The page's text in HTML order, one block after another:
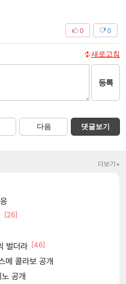
0
0
새로고침
등록
다음 댓글보기
더보기+
[26]
벌더라 [46]
메 콜라보 공개
공개